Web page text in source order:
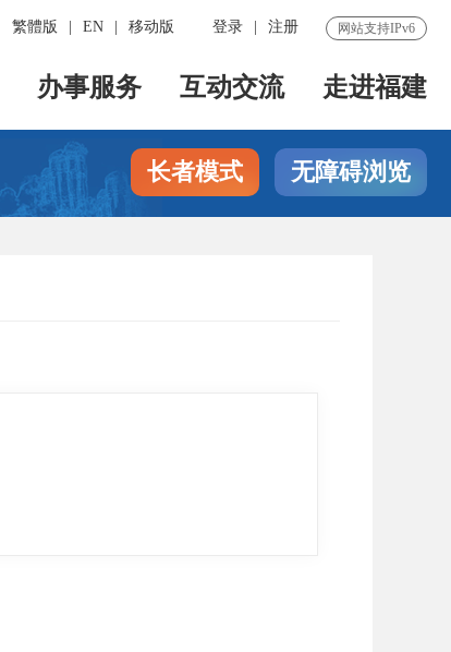
网站支持IPv6
登录 注册
繁體版 EN 移动版
办事服务 互动交流 走进福建
长者模式 无障碍浏览